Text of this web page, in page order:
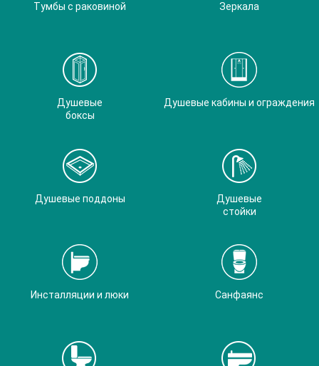
Тумбы с раковиной Зеркала
Душевые
боксы
Душевые кабины и ограждения
Душевые поддоны
Душевые
стойки
Инсталляции и люки Санфаянс